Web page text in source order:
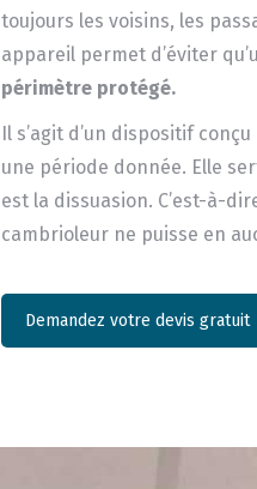
toujours les voisins, les
appareil permet d’éviter
périmètre protégé.
Il s’agit d’un dispositif
une période donnée. Elle
est la dissuasion. C’est-à-
cambrioleur ne puisse en
Demandez votre devis gratuit